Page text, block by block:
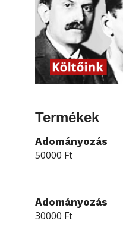
Termékek
Adományozás
50000 Ft
Adományozás
30000 Ft